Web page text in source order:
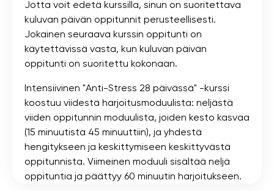
Jotta voit edetä kurssilla, sinun on suoritettava
kuluvan päivän oppitunnit perusteellisesti.
Jokainen seuraava kurssin oppitunti on
käytettävissä vasta, kun kuluvan päivän
oppitunti on suoritettu kokonaan.
Intensiivinen "Anti-Stress 28 päivässä" -kurssi
koostuu viidestä harjoitusmoduulista: neljästä
viiden oppitunnin moduulista, joiden kesto kasvaa
(15 minuutista 45 minuuttiin), ja yhdestä
hengitykseen ja keskittymiseen keskittyvästä
oppitunnista. Viimeinen moduuli sisältää neljä
oppituntia ja päättyy 60 minuutin harjoitukseen.